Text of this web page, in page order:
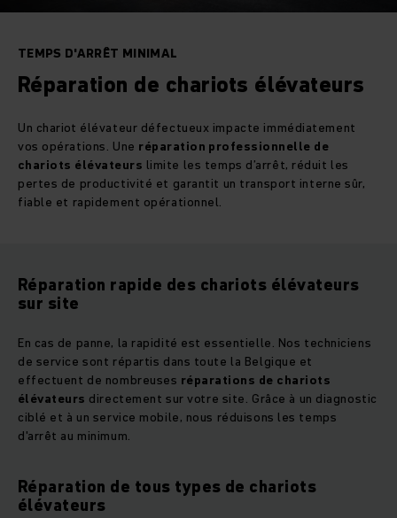
TEMPS D'ARRÊT MINIMAL
Réparation de chariots élévateurs
Un chariot élévateur défectueux impacte immédiatement
vos opérations. Une réparation professionnelle de
chariots élévateurs limite les temps d’arrêt, réduit les
pertes de productivité et garantit un transport interne sûr,
fiable et rapidement opérationnel.
Réparation rapide des chariots élévateurs
sur site
En cas de panne, la rapidité est essentielle. Nos techniciens
de service sont répartis dans toute la Belgique et
effectuent de nombreuses réparations de chariots
élévateurs directement sur votre site. Grâce à un diagnostic
ciblé et à un service mobile, nous réduisons les temps
d'arrêt au minimum.
Réparation de tous types de chariots
élévateurs